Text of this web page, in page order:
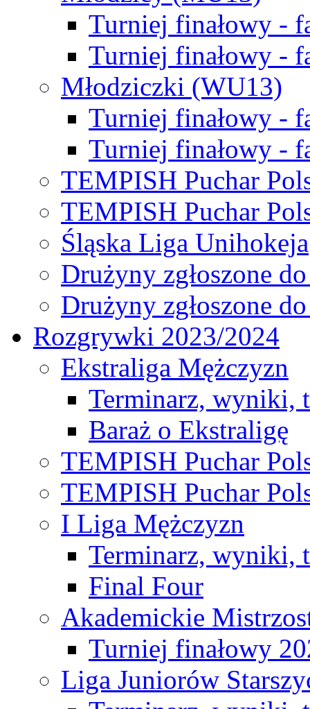
Turniej finałowy -
Turniej finałowy -
Młodziczki (WU13)
Turniej finałowy -
Turniej finałowy -
TEMPISH Puchar
TEMPISH Puchar
Śląska Liga Unihokeja
Drużyny zgłoszone
Drużyny zgłoszone
Rozgrywki 2023/2024
Ekstraliga Mężczyzn
Terminarz, wyniki,
Baraż o Ekstraligę
TEMPISH Puchar
TEMPISH Puchar
I Liga Mężczyzn
Terminarz, wyniki,
Final Four
Akademickie
Turniej finałowy
Liga Juniorów